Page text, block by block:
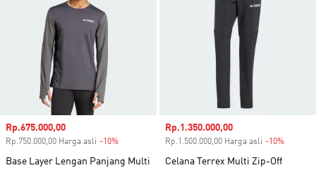
Harga penjualan
Rp.675.000,00
Rp.750.000,00 Harga asli -10%
Base Layer Lengan Panjang Multi
Harga penjualan
Rp.1.350.000,00
Rp.1.500.000,00 Harga asli -10%
Celana Terrex Multi Zip-Off